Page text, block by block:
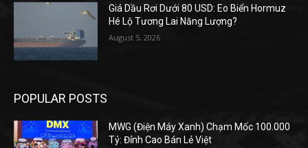
Giá Dầu Rơi Dưới 80 USD: Eo Biển Hormuz
Hé Lộ Tương Lai Năng Lượng?
August 5, 2026
POPULAR POSTS
MWG (Điện Máy Xanh) Chạm Mốc 100.000
Tỷ: Đỉnh Cao Bán Lẻ Việt